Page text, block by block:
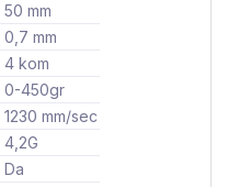
50 mm
0,7 mm
4 kom
0-450gr
1230 mm/sec
4,2G
Da